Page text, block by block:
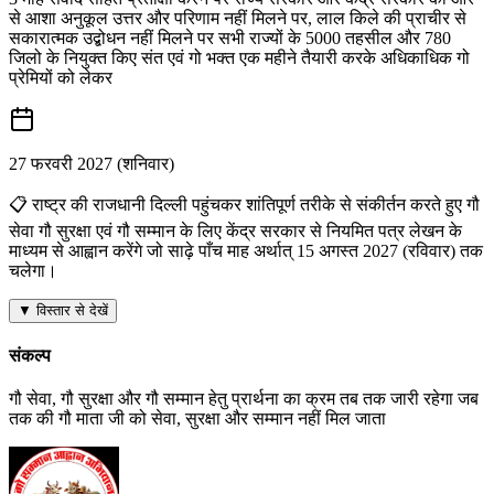
से आशा अनुकूल उत्तर और परिणाम नहीं मिलने पर, लाल किले की प्राचीर से
सकारात्मक उद्बोधन नहीं मिलने पर सभी राज्यों के 5000 तहसील और 780
जिलो के नियुक्त किए संत एवं गो भक्त एक महीने तैयारी करके अधिकाधिक गो
प्रेमियों को लेकर
27 फरवरी 2027 (शनिवार)
📋राष्ट्र की राजधानी दिल्ली पहुंचकर शांतिपूर्ण तरीके से संकीर्तन करते हुए गौ
सेवा गौ सुरक्षा एवं गौ सम्मान के लिए केंद्र सरकार से नियमित पत्र लेखन के
माध्यम से आह्वान करेंगे जो साढ़े पाँच माह अर्थात् 15 अगस्त 2027 (रविवार) तक
चलेगा।
▼ विस्तार से देखें
संकल्प
गौ सेवा, गौ सुरक्षा और गौ सम्मानहेतु प्रार्थना का क्रम तब तक जारी रहेगा जब
तक की गौ माता जी को सेवा, सुरक्षा और सम्मान नहीं मिल जाता